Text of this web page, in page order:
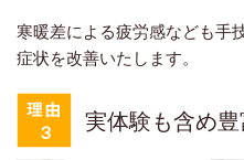
寒暖差による疲労感なども手
症状を改善いたします。
実体験も含め